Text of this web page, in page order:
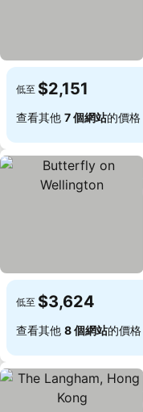
低至 $2,151
查看其他 7 個網站的價格
低至 $3,624
查看其他 8 個網站的價格